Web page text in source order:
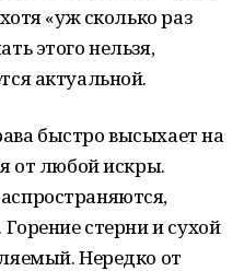
«уж сколько раз
этого нельзя,
актуальной.
быстро высыхает на
от любой искры.
стерни и сухой
Нередко от